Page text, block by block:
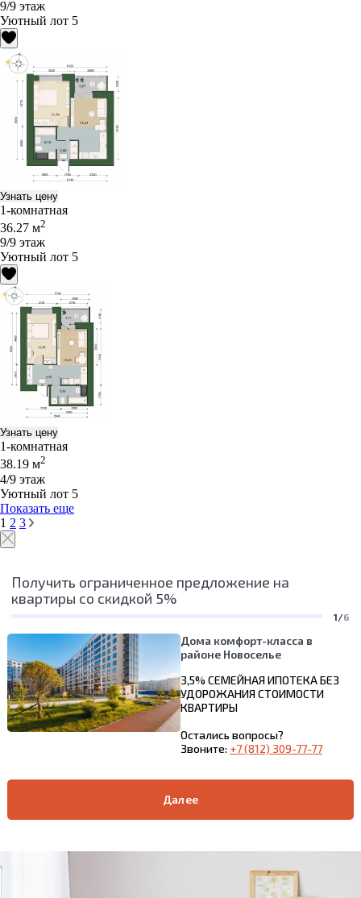
9/9 этаж
Уютный лот 5
Узнать цену
1-комнатная
36.27 м2
9/9 этаж
Уютный лот 5
Узнать цену
1-комнатная
38.19 м2
4/9 этаж
Уютный лот 5
Показать еще
1 2 3
Получить ограниченное предложение на
квартиры со скидкой 5%
1/6
Дома комфорт-класса в
районе Новоселье
3,5% СЕМЕЙНАЯ ИПОТЕКА БЕЗ
УДОРОЖАНИЯ СТОИМОСТИ
КВАРТИРЫ
Остались вопросы?
Звоните: +7 (812) 309-77-77